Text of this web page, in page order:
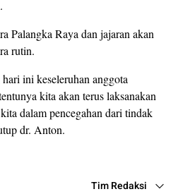
Palangka Raya dan jajaran akan
rutin.
ini keseleruhan anggota
kita akan terus laksanakan
dalam pencegahan dari tindak
dr. Anton.
Tim Redaksi